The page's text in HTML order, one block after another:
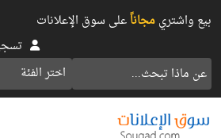
بيع واشتريمجاناًعلى سوق الإعلانات
اختر الفئة